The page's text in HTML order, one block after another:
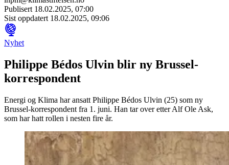
Publisert 18.02.2025, 07:00
Sist oppdatert 18.02.2025, 09:06
Nyhet
Philippe Bédos Ulvin blir ny Brussel-
korrespondent
Energi og Klima har ansatt Philippe Bédos Ulvin (25) som ny
Brussel-korrespondent fra 1. juni. Han tar over etter Alf Ole Ask,
som har hatt rollen i nesten fire år.